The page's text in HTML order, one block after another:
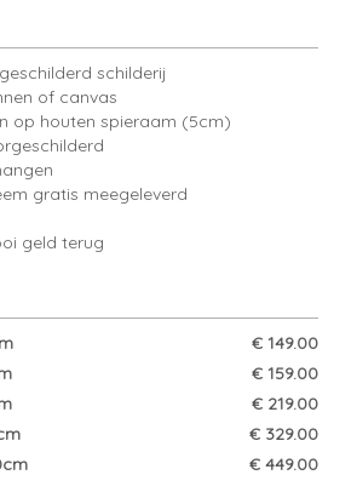
schilderij
of canvas
op houten spieraam (5cm)
gratis meegeleverd
geld terug
€ 149.00
€ 159.00
€ 219.00
€ 329.00
€ 449.00